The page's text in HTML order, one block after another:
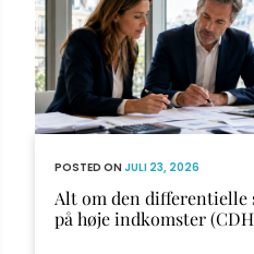
POSTED ONJULI 23, 2026
Alt om den differentielle
på høje indkomster